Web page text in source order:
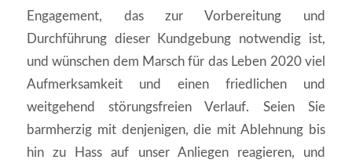
Engagement, das zur Vorbereitung und
Durchführung dieser Kundgebung notwendig ist,
und wünschen dem Marsch für das Leben 2020 viel
Aufmerksamkeit und einen friedlichen und
weitgehend störungsfreien Verlauf. Seien Sie
barmherzig mit denjenigen, die mit Ablehnung bis
hin zu Hass auf unser Anliegen reagieren, und